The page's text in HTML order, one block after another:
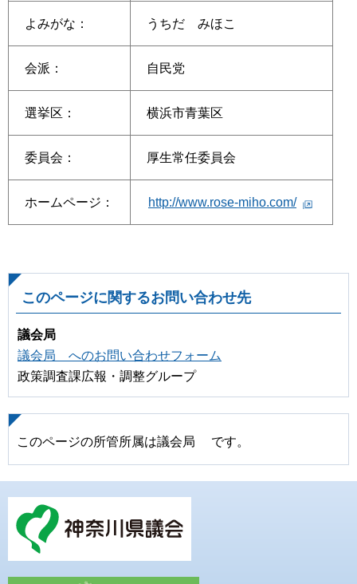
よみがな： うちだ みほこ
会派： 自民党
選挙区： 横浜市青葉区
委員会： 厚生常任委員会
ホームページ： http://www.rose-miho.com/
このページに関するお問い合わせ先
議会局
議会局 へのお問い合わせフォーム
政策調査課広報・調整グループ
このページの所管所属は議会局 です。